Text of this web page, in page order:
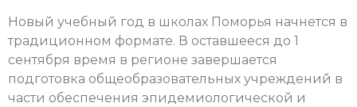
Новый учебный год в школах Поморья начнется в
традиционном формате. В оставшееся до 1
сентября время в регионе завершается
подготовка общеобразовательных учреждений в
части обеспечения эпидемиологической и